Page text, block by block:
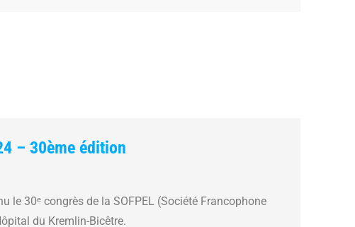
– 30ème édition
le 30ᵉ congrès de la SOFPEL (Société Francophone
du Kremlin-Bicêtre.